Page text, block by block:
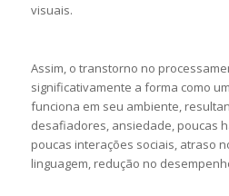
visuais.
Assim, o transtorno no
significativamente a forma como
funciona em seu ambiente,
desafiadores, ansiedade, poucas
poucas interações sociais, atraso
linguagem, redução no